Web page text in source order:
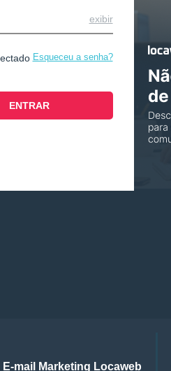
exibir
Esqueceu a senha?
E-mail Marketing Locaweb